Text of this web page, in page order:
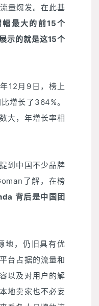
量爆发。在此基
最大的前15个
示的就是这15个
12月9日，榜上
增长了364%。
大，年增长率相
到中国不少品牌
了解，在榜
背后是中国团
地，仍旧具有优
台占据的流量和
以及对用户的解
地卖家也不必妄